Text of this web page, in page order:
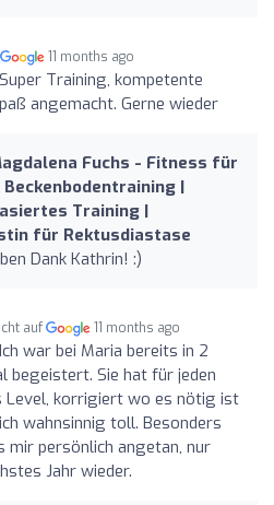
11 months ago
Super Training, kompetente
angemacht. Gerne wieder
Fuchs - Fitness für
Beckenbodentraining |
Training |
für Rektusdiastase
Dank Kathrin! :)
auf 11 months ago
Ich war bei Maria bereits in 2
begeistert. Sie hat für jeden
Level, korrigiert wo es nötig ist
wahnsinnig toll. Besonders
mir persönlich angetan, nur
Jahr wieder.